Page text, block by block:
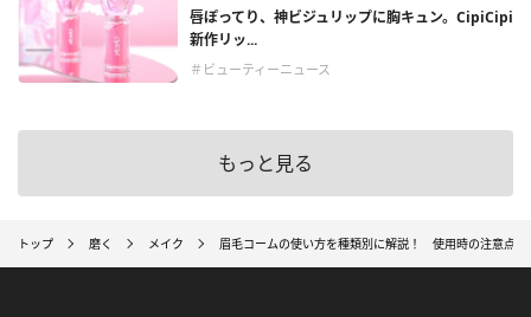
唇ぽってり、神ビジュリップに胸キュン。CipiCipi
新作リッ...
＃ビューティーニュース
もっと見る
トップ 磨く メイク 眉毛コームの使い方を種類別に解説！ 使用時の注意点も